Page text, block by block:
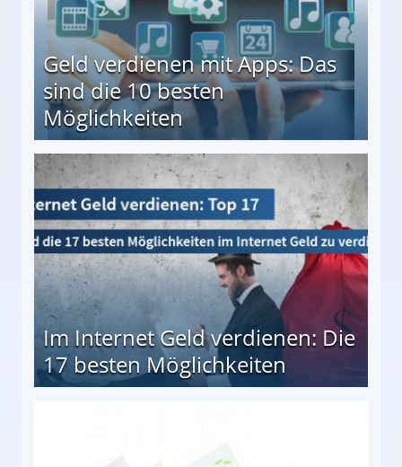
Geld verdienen mit Apps: Das
sind die 10 besten
Möglichkeiten
besten Möglichkeiten
Im Internet Geld verdienen: Die
17 besten Möglichkeiten